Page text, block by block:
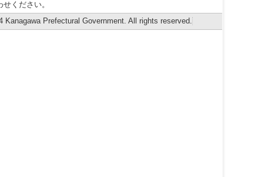
ください。
Kanagawa Prefectural Government. All rights reserved.